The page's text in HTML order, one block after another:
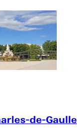
de-Gaulle